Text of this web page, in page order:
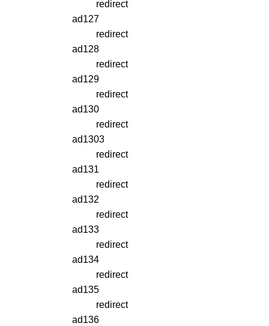
redirect
ad127
redirect
ad128
redirect
ad129
redirect
ad130
redirect
ad1303
redirect
ad131
redirect
ad132
redirect
ad133
redirect
ad134
redirect
ad135
redirect
ad136